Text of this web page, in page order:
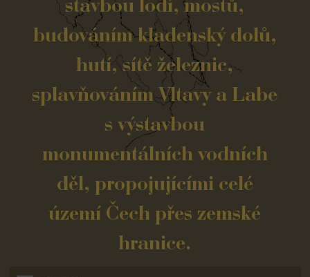
stavbou lodí, mostů,
budováním kladenský dolů,
hutí, sítě železnic,
splavňováním Vltavy a Labe
s výstavbou
monumentálních vodních
děl, propojujícími celé
území Čech přes zemské
hranice.